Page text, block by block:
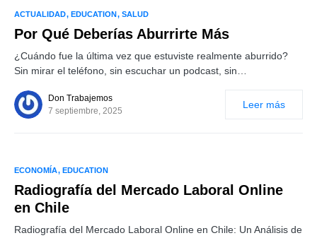
ACTUALIDAD EDUCATION SALUD
Por Qué Deberías Aburrirte Más
¿Cuándo fue la última vez que estuviste realmente aburrido?
Sin mirar el teléfono, sin escuchar un podcast, sin…
Don Trabajemos
7 septiembre, 2025
Leer más
ECONOMÍA EDUCATION
Radiografía del Mercado Laboral Online
en Chile
Radiografía del Mercado Laboral Online en Chile: Un Análisis de